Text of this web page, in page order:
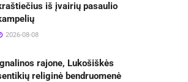
iš įvairių pasaulio
2026-08-08
rajone, Lukošiškės
religinė bendruomenė